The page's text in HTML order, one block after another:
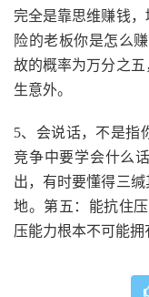
完全是靠思维赚钱
险的老板你是怎么
故的概率为万分之
生意外。
5、会说话，不是指
竞争中要学会什么
出，有时要懂得三
地。第五：能抗住
压能力根本不可能拥